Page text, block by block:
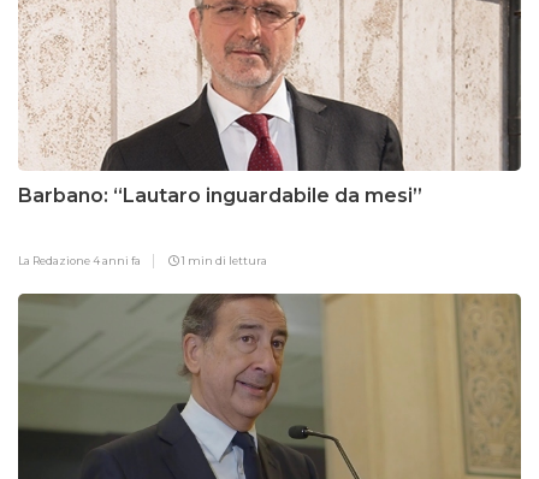
Barbano: “Lautaro inguardabile da mesi”
La Redazione4 anni fa 1 min di lettura